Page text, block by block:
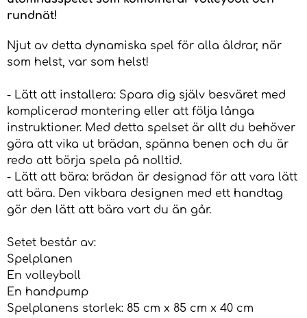
rundnät!
Njut av detta dynamiska spel för alla åldrar, när
som helst, var som helst!
- Lätt att installera: Spara dig själv besväret med
komplicerad montering eller att följa långa
instruktioner. Med detta spelset är allt du behöver
göra att vika ut brädan, spänna benen och du är
redo att börja spela på nolltid.
- Lätt att bära: brädan är designad för att vara lätt
att bära. Den vikbara designen med ett handtag
gör den lätt att bära vart du än går.
Setet består av:
Spelplanen
En volleyboll
En handpump
Spelplanens storlek: 85 cm x 85 cm x 40 cm